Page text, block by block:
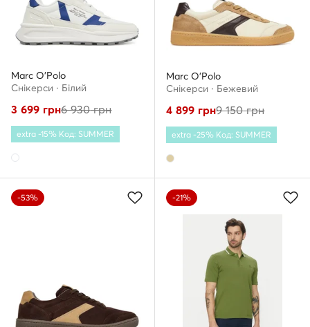
Marc O'Polo
Снікерcи · Білий
3 699 грн6 930грн
extra -15% Код: SUMMER
Marc O'Polo
Снікерcи · Бежевий
4 899 грн9 150грн
extra -25% Код: SUMMER
-53% -21%